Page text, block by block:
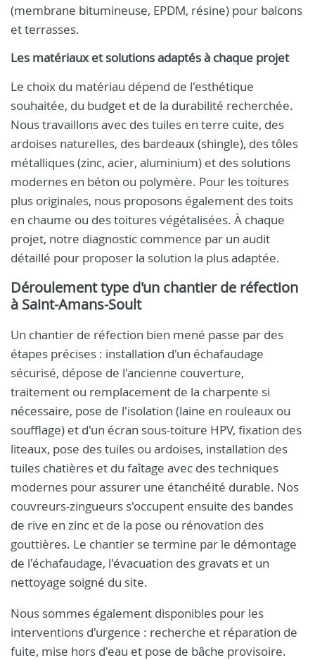
(membrane bitumineuse, EPDM, résine) pour balcons
et terrasses.
Les matériaux et solutions adaptés à chaque projet
Le choix du matériau dépend de l'esthétique
souhaitée, du budget et de la durabilité recherchée.
Nous travaillons avec des tuiles en terre cuite, des
ardoises naturelles, des bardeaux (shingle), des tôles
métalliques (zinc, acier, aluminium) et des solutions
modernes en béton ou polymère. Pour les toitures
plus originales, nous proposons également des toits
en chaume ou des toitures végétalisées. À chaque
projet, notre diagnostic commence par un audit
détaillé pour proposer la solution la plus adaptée.
Déroulement type d'un chantier de réfection
à Saint-Amans-Soult
Un chantier de réfection bien mené passe par des
étapes précises : installation d'un échafaudage
sécurisé, dépose de l'ancienne couverture,
traitement ou remplacement de la charpente si
nécessaire, pose de l'isolation (laine en rouleaux ou
soufflage) et d'un écran sous-toiture HPV, fixation des
liteaux, pose des tuiles ou ardoises, installation des
tuiles chatières et du faîtage avec des techniques
modernes pour assurer une étanchéité durable. Nos
couvreurs-zingueurs s'occupent ensuite des bandes
de rive en zinc et de la pose ou rénovation des
gouttières. Le chantier se termine par le démontage
de l'échafaudage, l'évacuation des gravats et un
nettoyage soigné du site.
Nous sommes également disponibles pour les
interventions d'urgence : recherche et réparation de
fuite, mise hors d'eau et pose de bâche provisoire.